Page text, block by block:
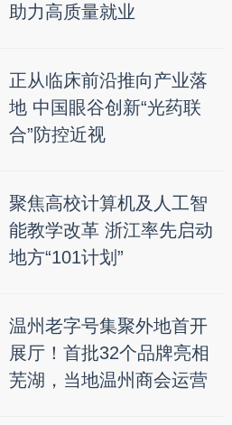
助力高质量就业
正从临床前沿推向产业落
地 中国眼谷创新“光药联
合”防控近视
聚焦高校计算机及人工智
能教学改革 浙江率先启动
地方“101计划”
温州老字号集聚外地首开
展厅！首批32个品牌亮相
芜湖，当地温州商会运营